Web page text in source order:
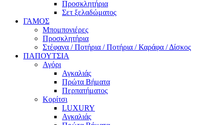
Προσκλητήρια
Σετ ξελαδώματος
ΓΑΜΟΣ
Μπομπονιέρες
Προσκλητήρια
Στέφανα / Ποτήρια / Ποτήρια / Καράφα / Δίσκος
ΠΑΠΟΥΤΣΙΑ
Αγόρι
Αγκαλιάς
Πρώτα Βήματα
Περπατήματος
Κορίτσι
LUXURY
Αγκαλιάς